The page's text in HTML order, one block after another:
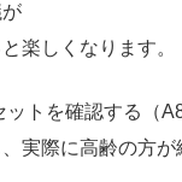
楽しくなります。
トを確認する（
、実際に高齢の方